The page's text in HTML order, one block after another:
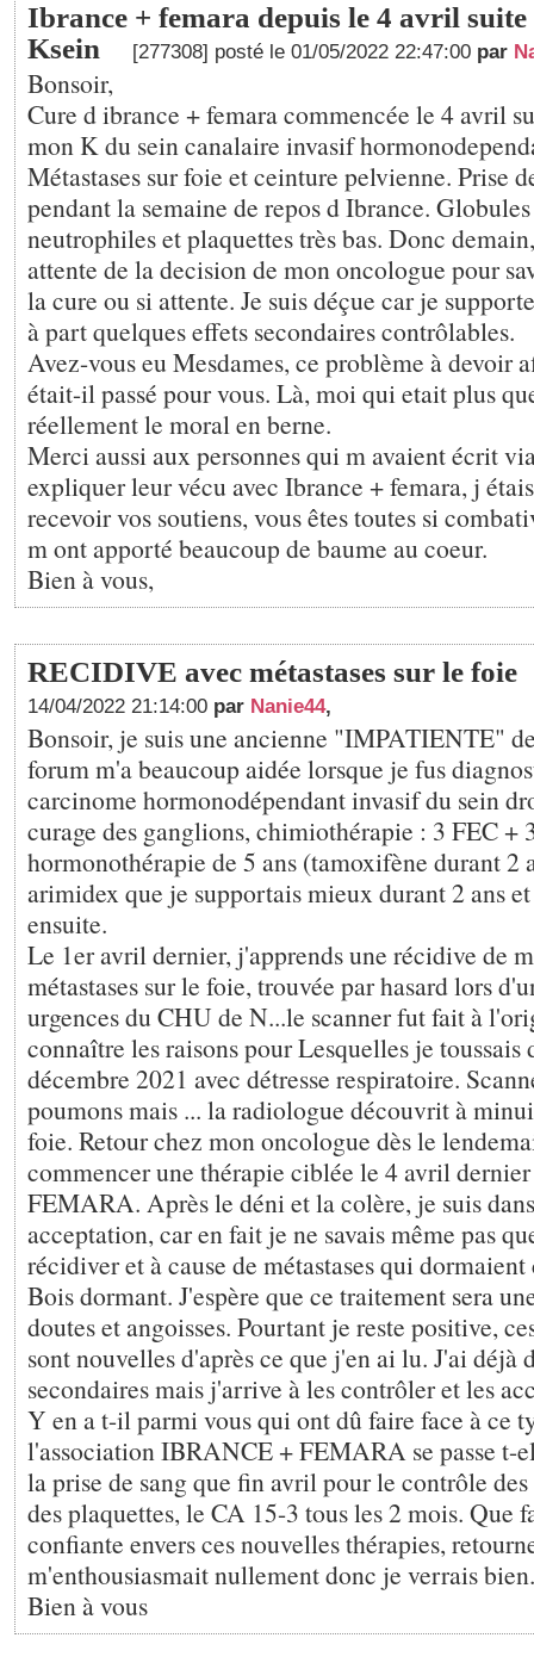
Ibrance + femara depuis le 4 avril
Ksein
[277308] posté le 01/05/2022 22:47:00 par
Bonsoir,
Cure d ibrance + femara commencée le 4 avril
mon K du sein canalaire invasif
Métastases sur foie et ceinture pelvienne. Prise
pendant la semaine de repos d Ibrance.
neutrophiles et plaquettes très bas. Donc
attente de la decision de mon oncologue pour
la cure ou si attente. Je suis déçue car je
à part quelques effets secondaires contrôlables.
Avez-vous eu Mesdames, ce problème à devoir
était-il passé pour vous. Là, moi qui etait plus
réellement le moral en berne.
Merci aussi aux personnes qui m avaient écrit
expliquer leur vécu avec Ibrance + femara, j
recevoir vos soutiens, vous êtes toutes si
m ont apporté beaucoup de baume au coeur.
Bien à vous,
RECIDIVE avec métastases sur le foie
14/04/2022 21:14:00 par Nanie44,
Bonsoir, je suis une ancienne "IMPATIENTE"
forum m'a beaucoup aidée lorsque je fus
carcinome hormonodépendant invasif du sein
curage des ganglions, chimiothérapie : 3 FEC +
hormonothérapie de 5 ans (tamoxifène durant 2
arimidex que je supportais mieux durant 2 ans
ensuite.
Le 1er avril dernier, j'apprends une récidive de
métastases sur le foie, trouvée par hasard lors
urgences du CHU de N...le scanner fut fait à
connaître les raisons pour Lesquelles je toussais
décembre 2021 avec détresse respiratoire.
poumons mais ... la radiologue découvrit à
foie. Retour chez mon oncologue dès le
commencer une thérapie ciblée le 4 avril
FEMARA. Après le déni et la colère, je suis
acceptation, car en fait je ne savais même pas
récidiver et à cause de métastases qui
Bois dormant. J'espère que ce traitement sera
doutes et angoisses. Pourtant je reste positive,
sont nouvelles d'après ce que j'en ai lu. J'ai déjà
secondaires mais j'arrive à les contrôler et les
Y en a t-il parmi vous qui ont dû faire face à ce
l'association IBRANCE + FEMARA se passe t-
la prise de sang que fin avril pour le contrôle
des plaquettes, le CA 15-3 tous les 2 mois. Que
confiante envers ces nouvelles thérapies,
m'enthousiasmait nullement donc je verrais bien.
Bien à vous